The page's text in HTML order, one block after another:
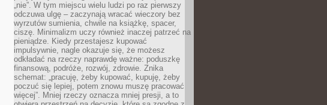
„nie”. W tym miejscu wielu ludzi po raz pierwszy
odczuwa ulgę – zaczynają wracać wieczory bez
wyrzutów sumienia, chwile na książkę, spacer,
ciszę. Minimalizm uczy również inaczej patrzeć na
pieniądze. Kiedy przestajesz kupować
impulsywnie, nagle okazuje się, że możesz
odkładać na rzeczy naprawdę ważne: poduszkę
finansową, podróże, rozwój, zdrowie. Znika
schemat: „pracuję, żeby kupować, kupuję, żeby
poczuć się lepiej, potem znowu muszę pracować
więcej”. Mniej rzeczy oznacza mniej presji, a to